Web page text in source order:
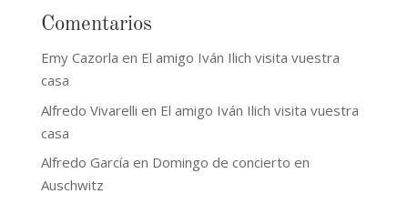
Comentarios
Emy Cazorla en El amigo Iván Ilich visita vuestra
casa
Alfredo Vivarelli en El amigo Iván Ilich visita vuestra
casa
Alfredo García en Domingo de concierto en
Auschwitz